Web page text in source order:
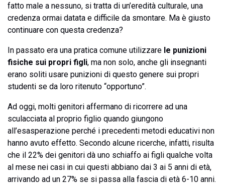
fatto male a nessuno, si tratta di un’eredità culturale, una
credenza ormai datata e difficile da smontare. Ma è giusto
continuare con questa credenza?
In passato era una pratica comune utilizzare le punizioni
fisiche sui propri figli, ma non solo, anche gli insegnanti
erano soliti usare punizioni di questo genere sui propri
studenti se da loro ritenuto “opportuno”.
Ad oggi, molti genitori affermano di ricorrere ad una
sculacciata al proprio figlio quando giungono
all’esasperazione perché i precedenti metodi educativi non
hanno avuto effetto. Secondo alcune ricerche, infatti, risulta
che il 22% dei genitori dà uno schiaffo ai figli qualche volta
al mese nei casi in cui questi abbiano dai 3 ai 5 anni di età,
arrivando ad un 27% se si passa alla fascia di età 6-10 anni.